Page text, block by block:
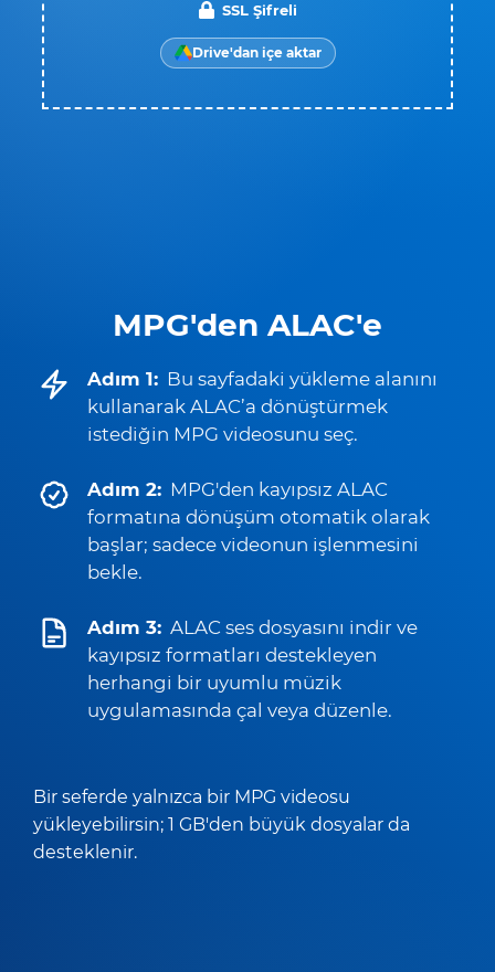
MPG'den ALAC'e
Adım 1: Bu sayfadaki yükleme alanını
kullanarak ALAC’a dönüştürmek
istediğin MPG videosunu seç.
Adım 2: MPG'den kayıpsız ALAC
formatına dönüşüm otomatik olarak
başlar; sadece videonun işlenmesini
bekle.
Adım 3: ALAC ses dosyasını indir ve
kayıpsız formatları destekleyen
herhangi bir uyumlu müzik
uygulamasında çal veya düzenle.
Bir seferde yalnızca bir MPG videosu
yükleyebilirsin; 1 GB'den büyük dosyalar da
desteklenir.
SSL Şifreli
Drive'dan içe aktar